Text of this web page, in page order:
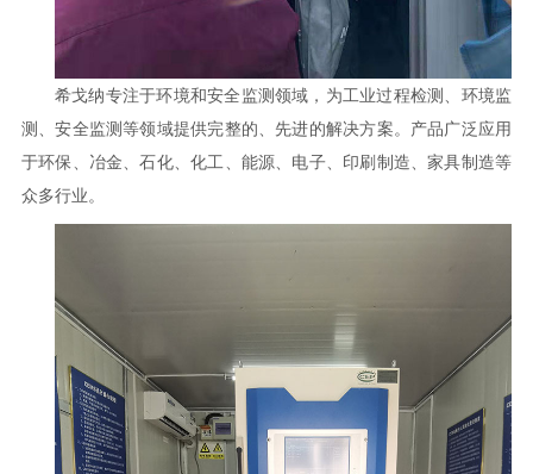
希戈纳专注于环境和安全监测领域，为工业过程检测、环境监
测、安全监测等领域提供完整的、先进的解决方案。产品广泛应用
于环保、冶金、石化、化工、能源、电子、印刷制造、家具制造等
众多行业。